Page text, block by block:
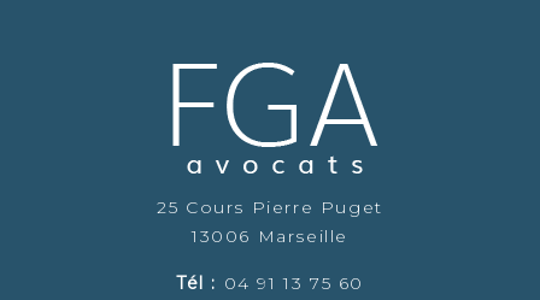
25 Cours Pierre Puget
13006 Marseille
Tél : 04 91 13 75 60